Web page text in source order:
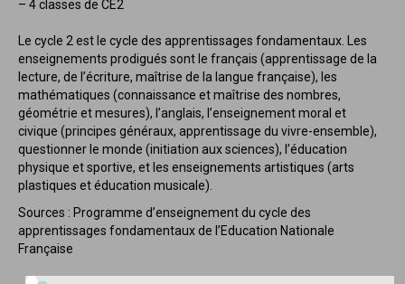
– 4 classes de CE2
Le cycle 2 est le cycle des apprentissages fondamentaux. Les
enseignements prodigués sont le français (apprentissage de la
lecture, de l’écriture, maîtrise de la langue française), les
mathématiques (connaissance et maîtrise des nombres,
géométrie et mesures), l’anglais, l’enseignement moral et
civique (principes généraux, apprentissage du vivre-ensemble),
questionner le monde (initiation aux sciences), l’éducation
physique et sportive, et les enseignements artistiques (arts
plastiques et éducation musicale).
Sources : Programme d’enseignement du cycle des
apprentissages fondamentaux de l’Education Nationale
Française